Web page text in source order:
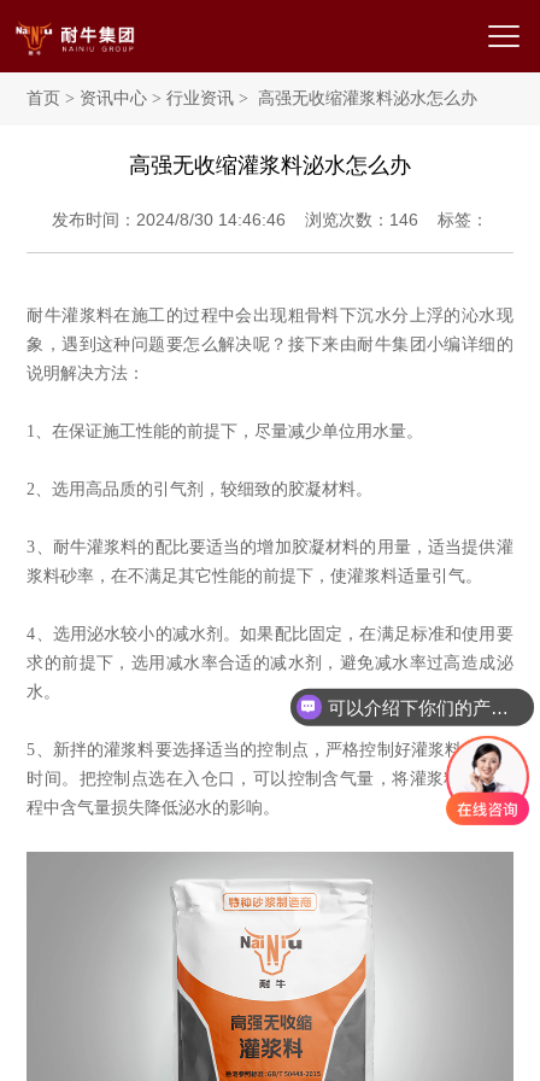
首页 > 资讯中心 >行业资讯 > 高强无收缩灌浆料泌水怎么办
高强无收缩灌浆料泌水怎么办
发布时间：2024/8/30 14:46:46 浏览次数： 146 标签：
耐牛灌浆料在施工的过程中会出现粗骨料下沉水分上浮的沁水现
象，遇到这种问题要怎么解决呢？接下来由耐牛集团小编详细的
说明解决方法：
1、在保证施工性能的前提下，尽量减少单位用水量。
2、选用高品质的引气剂，较细致的胶凝材料。
3、耐牛灌浆料的配比要适当的增加胶凝材料的用量，适当提供灌
浆料砂率，在不满足其它性能的前提下，使灌浆料适量引气。
4、选用泌水较小的减水剂。如果配比固定，在满足标准和使用要
求的前提下，选用减水率合适的减水剂，避免减水率过高造成泌
水。
5、新拌的灌浆料要选择适当的控制点，严格控制好灌浆料的振捣
时间。把控制点选在入仓口，可以控制含气量，将灌浆料输送过
程中含气量损失降低泌水的影响。
可以介绍下你们的产品么